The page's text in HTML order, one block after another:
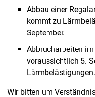
Abbau einer
kommt zu
September.
Abbrucharbeiten
voraussichtlich 5.
Lärmbelästigungen.
Wir bitten um